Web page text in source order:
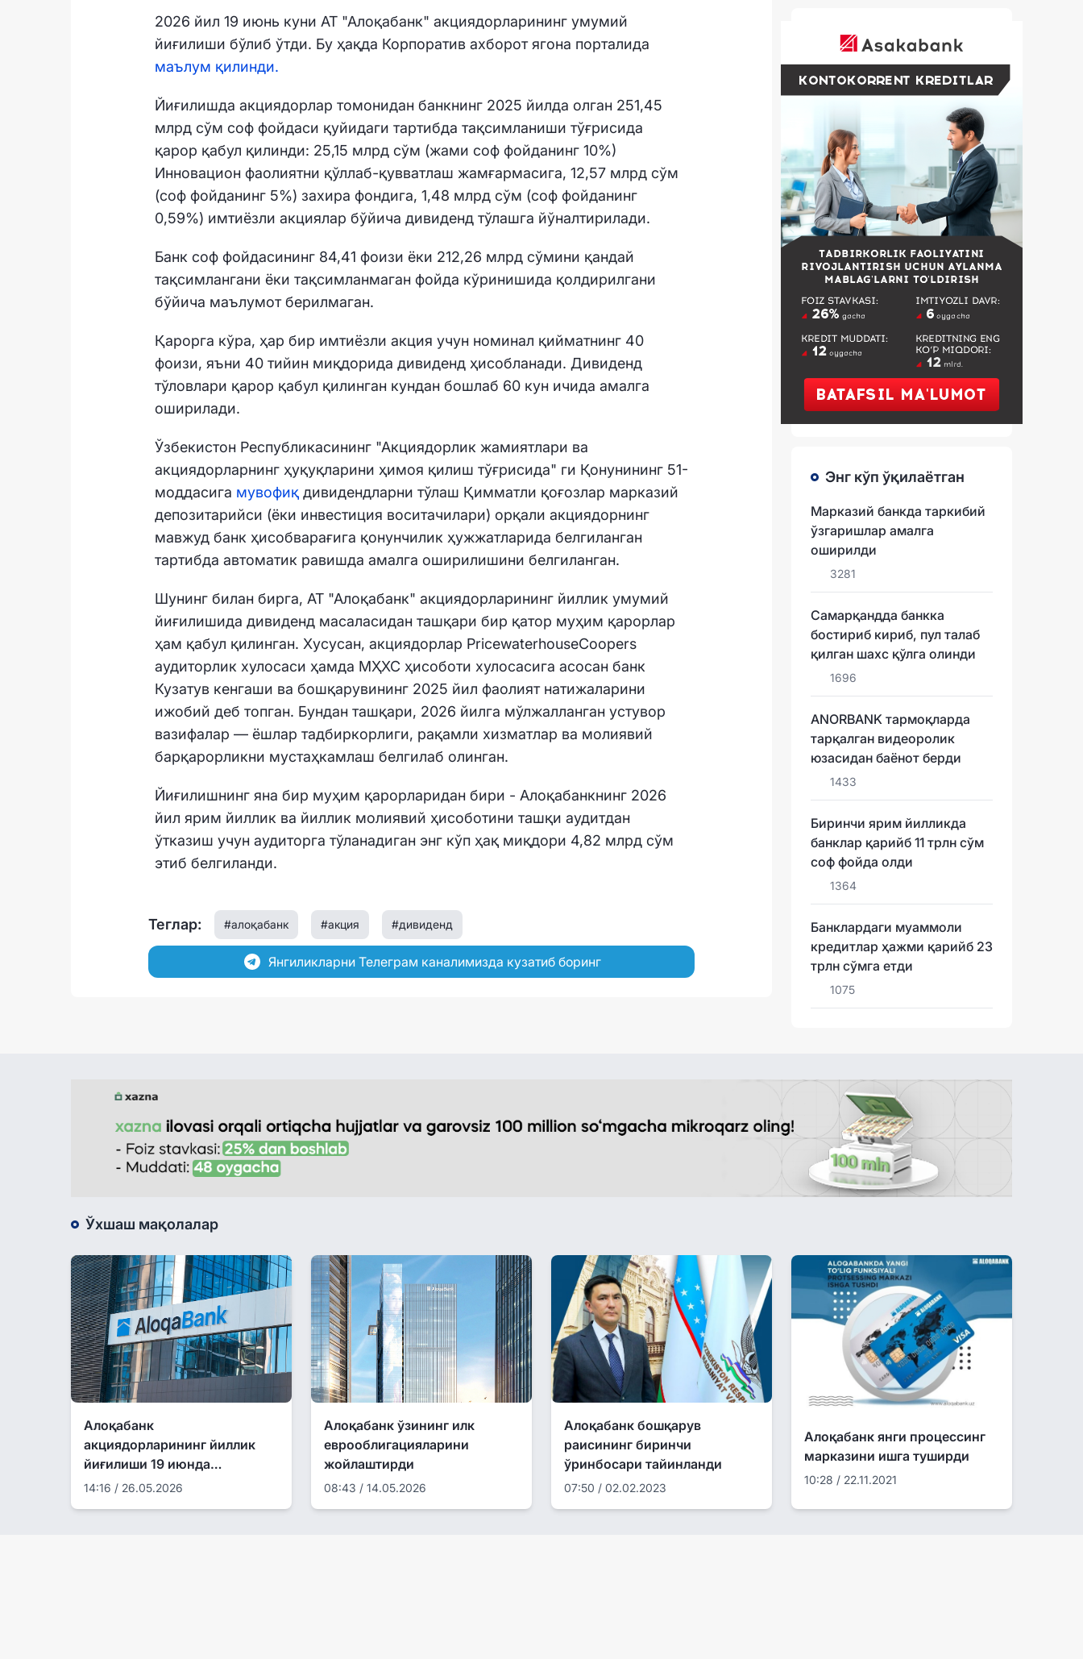
2026 йил 19 июнь куни АТ "Алоқабанк" акциядорларининг умумий
йиғилиши бўлиб ўтди. Бу ҳақда Корпоратив ахборот ягона порталида
маълум қилинди.
Йиғилишда акциядорлар томонидан банкнинг 2025 йилда олган 251,45
млрд сўм соф фойдаси қуйидаги тартибда тақсимланиши тўғрисида
қарор қабул қилинди: 25,15 млрд сўм (жами соф фойданинг 10%)
Инновацион фаолиятни қўллаб-қувватлаш жамғармасига, 12,57 млрд сўм
(соф фойданинг 5%) захира фондига, 1,48 млрд сўм (соф фойданинг
0,59%) имтиёзли акциялар бўйича дивиденд тўлашга йўналтирилади.
Банк соф фойдасининг 84,41 фоизи ёки 212,26 млрд сўмини қандай
тақсимлангани ёки тақсимланмаган фойда кўринишида қолдирилгани
бўйича маълумот берилмаган.
Қарорга кўра, ҳар бир имтиёзли акция учун номинал қийматнинг 40
фоизи, яъни 40 тийин миқдорида дивиденд ҳисобланади. Дивиденд
тўловлари қарор қабул қилинган кундан бошлаб 60 кун ичида амалга
оширилади.
Ўзбекистон Республикасининг "Акциядорлик жамиятлари ва
акциядорларнинг ҳуқуқларини ҳимоя қилиш тўғрисида" ги Қонунининг 51-
моддасига мувофиқ дивидендларни тўлаш Қимматли қоғозлар марказий
депозитарийси (ёки инвестиция воситачилари) орқали акциядорнинг
мавжуд банк ҳисобварағига қонунчилик ҳужжатларида белгиланган
тартибда автоматик равишда амалга оширилишини белгиланган.
Шунинг билан бирга, АТ "Алоқабанк" акциядорларининг йиллик умумий
йиғилишида дивиденд масаласидан ташқари бир қатор муҳим қарорлар
ҳам қабул қилинган. Хусусан, акциядорлар PricewaterhouseCoopers
аудиторлик хулосаси ҳамда МҲХС ҳисоботи хулосасига асосан банк
Кузатув кенгаши ва бошқарувининг 2025 йил фаолият натижаларини
ижобий деб топган. Бундан ташқари, 2026 йилга мўлжалланган устувор
вазифалар — ёшлар тадбиркорлиги, рақамли хизматлар ва молиявий
барқарорликни мустаҳкамлаш белгилаб олинган.
Йиғилишнинг яна бир муҳим қарорларидан бири - Алоқабанкнинг 2026
йил ярим йиллик ва йиллик молиявий ҳисоботини ташқи аудитдан
ўтказиш учун аудиторга тўланадиган энг кўп ҳақ миқдори 4,82 млрд сўм
этиб белгиланди.
Теглар: #алоқабанк #акция #дивиденд
Янгиликларни Телеграм каналимизда кузатиб боринг
Энг кўп ўқилаётган
Марказий банкда таркибий
ўзгаришлар амалга
оширилди
3281
Самарқандда банкка
бостириб кириб, пул талаб
қилган шахс қўлга олинди
1696
ANORBANK тармоқларда
тарқалган видеоролик
юзасидан баёнот берди
1433
Биринчи ярим йилликда
банклар қарийб 11 трлн сўм
соф фойда олди
1364
Банклардаги муаммоли
кредитлар ҳажми қарийб 23
трлн сўмга етди
1075
Ўхшаш мақолалар
Алоқабанк
акциядорларининг йиллик
йиғилиши 19 июнда
ўтказилади
14:16 / 26.05.2026
Алоқабанк ўзининг илк
еврооблигацияларини
жойлаштирди
08:43 / 14.05.2026
Алоқабанк бошқарув
раисининг биринчи
ўринбосари тайинланди
07:50 / 02.02.2023
Алоқабанк янги процессинг
марказини ишга туширди
10:28 / 22.11.2021